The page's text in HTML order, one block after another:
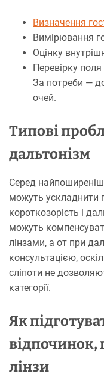
Визначення
Вимірювання
Оцінку
Перевірку
За потреби —
очей.
Типові
дальтонізм
Серед
можуть ускладнити
короткозорість і
можуть
лінзами, а от при
консультацією,
сліпоти не
категорії.
Як
відпочинок,
лінзи